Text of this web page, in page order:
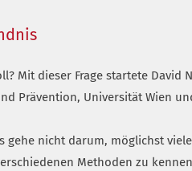
Mit dieser Frage startete
Prävention, Universität Wien
nicht darum, möglichst
Methoden zu